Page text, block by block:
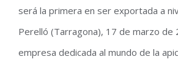
certificación
será la primera en ser exportada a
Perelló (Tarragona), 17 de marzo de
empresa dedicada al mundo de la